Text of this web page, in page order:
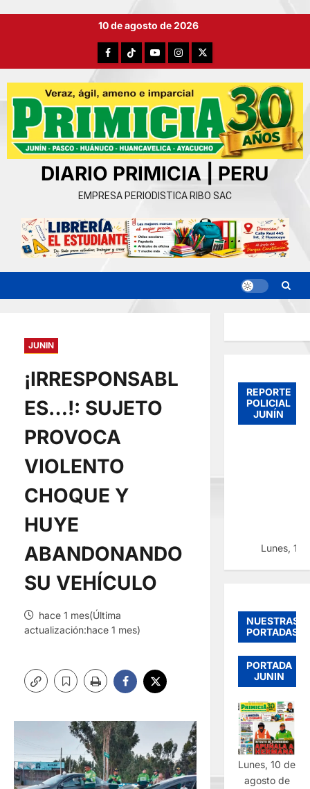
10 de agosto de 2026
FacebookTikTokYouTubeInstagram
X
DIARIO PRIMICIA | PERU
EMPRESA PERIODISTICA RIBO SAC
JUNIN
¡IRRESPONSABL
ES…!: SUJETO
PROVOCA
VIOLENTO
CHOQUE Y
HUYE
ABANDONANDO
SU VEHÍCULO
hace 1 mes(Última
actualización:hace 1 mes)
REPORTE
POLICIAL
JUNÍN
Lunes, 10
NUESTRAS
PORTADAS
PORTADA
JUNIN
Lunes, 10 de
agosto de